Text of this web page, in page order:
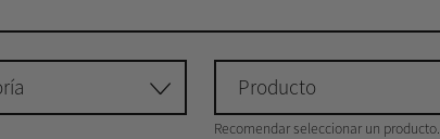
Producto
Recomendar seleccionar un producto.